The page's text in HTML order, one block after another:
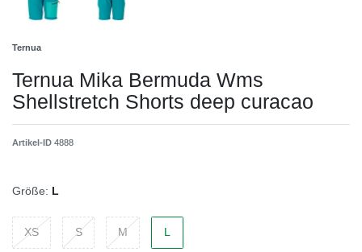
Ternua
Ternua Mika Bermuda Wms
Shellstretch Shorts deep curacao
Artikel-ID 4888
Größe: L
XS S M L